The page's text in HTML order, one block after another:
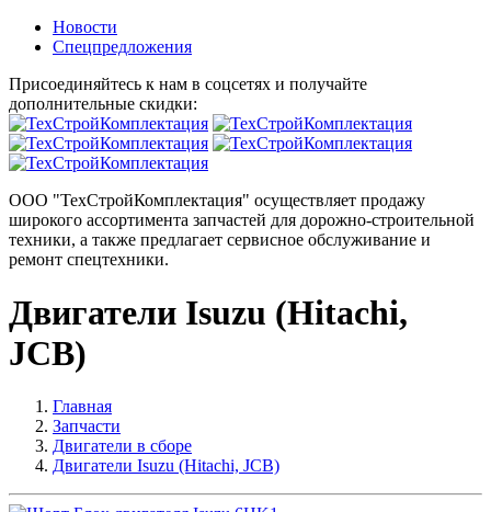
Новости
Спецпредложения
Присоединяйтесь к нам в соцсетях и получайте
дополнительные скидки:
ООО "ТехСтройКомплектация" осуществляет продажу
широкого ассортимента запчастей для дорожно-строительной
техники, а также предлагает сервисное обслуживание и
ремонт спецтехники.
Двигатели Isuzu (Hitachi,
JCB)
Главная
Запчасти
Двигатели в сборе
Двигатели Isuzu (Hitachi, JCB)